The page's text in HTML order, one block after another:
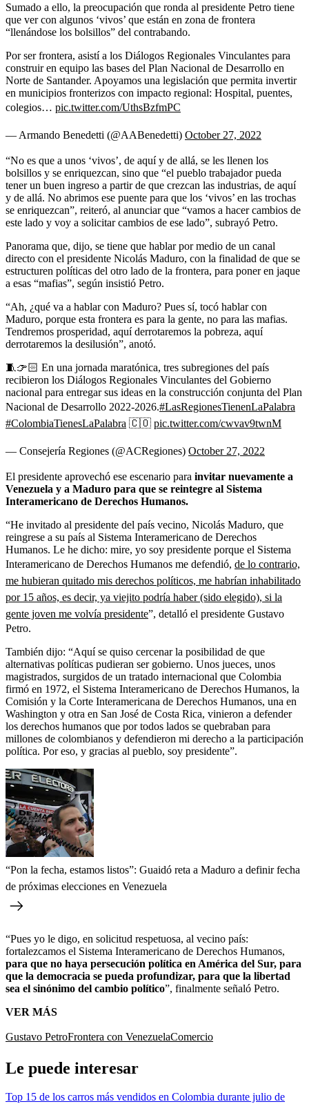
Sumado a ello, la preocupación que ronda al presidente Petro tiene
que ver con algunos ‘vivos’ que están en zona de frontera
“llenándose los bolsillos” del contrabando.
Por ser frontera, asistí a los Diálogos Regionales Vinculantes para
construir en equipo las bases del Plan Nacional de Desarrollo en
Norte de Santander. Apoyamos una legislación que permita invertir
en municipios fronterizos con impacto regional: Hospital, puentes,
colegios… pic.twitter.com/UthsBzfmPC
— Armando Benedetti (@AABenedetti) October 27, 2022
“No es que a unos ‘vivos’, de aquí y de allá, se les llenen los
bolsillos y se enriquezcan, sino que “el pueblo trabajador pueda
tener un buen ingreso a partir de que crezcan las industrias, de aquí
y de allá. No abrimos ese puente para que los ‘vivos’ en las trochas
se enriquezcan”, reiteró, al anunciar que “vamos a hacer cambios de
este lado y voy a solicitar cambios de ese lado”, subrayó Petro.
Panorama que, dijo, se tiene que hablar por medio de un canal
directo con el presidente Nicolás Maduro, con la finalidad de que se
estructuren políticas del otro lado de la frontera, para poner en jaque
a esas “mafias”, según insistió Petro.
“Ah, ¿qué va a hablar con Maduro? Pues sí, tocó hablar con
Maduro, porque esta frontera es para la gente, no para las mafias.
Tendremos prosperidad, aquí derrotaremos la pobreza, aquí
derrotaremos la desilusión”, anotó.
🧵👉🏻 En una jornada maratónica, tres subregiones del país
recibieron los Diálogos Regionales Vinculantes del Gobierno
nacional para entregar sus ideas en la construcción conjunta del Plan
Nacional de Desarrollo 2022-2026.#LasRegionesTienenLaPalabra
#ColombiaTienesLaPalabra 🇨🇴 pic.twitter.com/cwvav9twnM
— Consejería Regiones (@ACRegiones) October 27, 2022
El presidente aprovechó ese escenario para invitar nuevamente a
Venezuela y a Maduro para que se reintegre al Sistema
Interamericano de Derechos Humanos.
“He invitado al presidente del país vecino, Nicolás Maduro, que
reingrese a su país al Sistema Interamericano de Derechos
Humanos. Le he dicho: mire, yo soy presidente porque el Sistema
Interamericano de Derechos Humanos me defendió, de lo contrario,
me hubieran quitado mis derechos políticos, me habrían inhabilitado
por 15 años, es decir, ya viejito podría haber (sido elegido), si la
gente joven me volvía presidente”, detalló el presidente Gustavo
Petro.
También dijo: “Aquí se quiso cercenar la posibilidad de que
alternativas políticas pudieran ser gobierno. Unos jueces, unos
magistrados, surgidos de un tratado internacional que Colombia
firmó en 1972, el Sistema Interamericano de Derechos Humanos, la
Comisión y la Corte Interamericana de Derechos Humanos, una en
Washington y otra en San José de Costa Rica, vinieron a defender
los derechos humanos que por todos lados se quebraban para
millones de colombianos y defendieron mi derecho a la participación
política. Por eso, y gracias al pueblo, soy presidente”.
“Pon la fecha, estamos listos”: Guaidó reta a Maduro a definir fecha
de próximas elecciones en Venezuela
“Pues yo le digo, en solicitud respetuosa, al vecino país:
fortalezcamos el Sistema Interamericano de Derechos Humanos,
para que no haya persecución política en América del Sur, para
que la democracia se pueda profundizar, para que la libertad
sea el sinónimo del cambio político”, finalmente señaló Petro.
VER MÁS
Gustavo PetroFrontera con VenezuelaComercio
Le puede interesar
Top 15 de los carros más vendidos en Colombia durante julio de